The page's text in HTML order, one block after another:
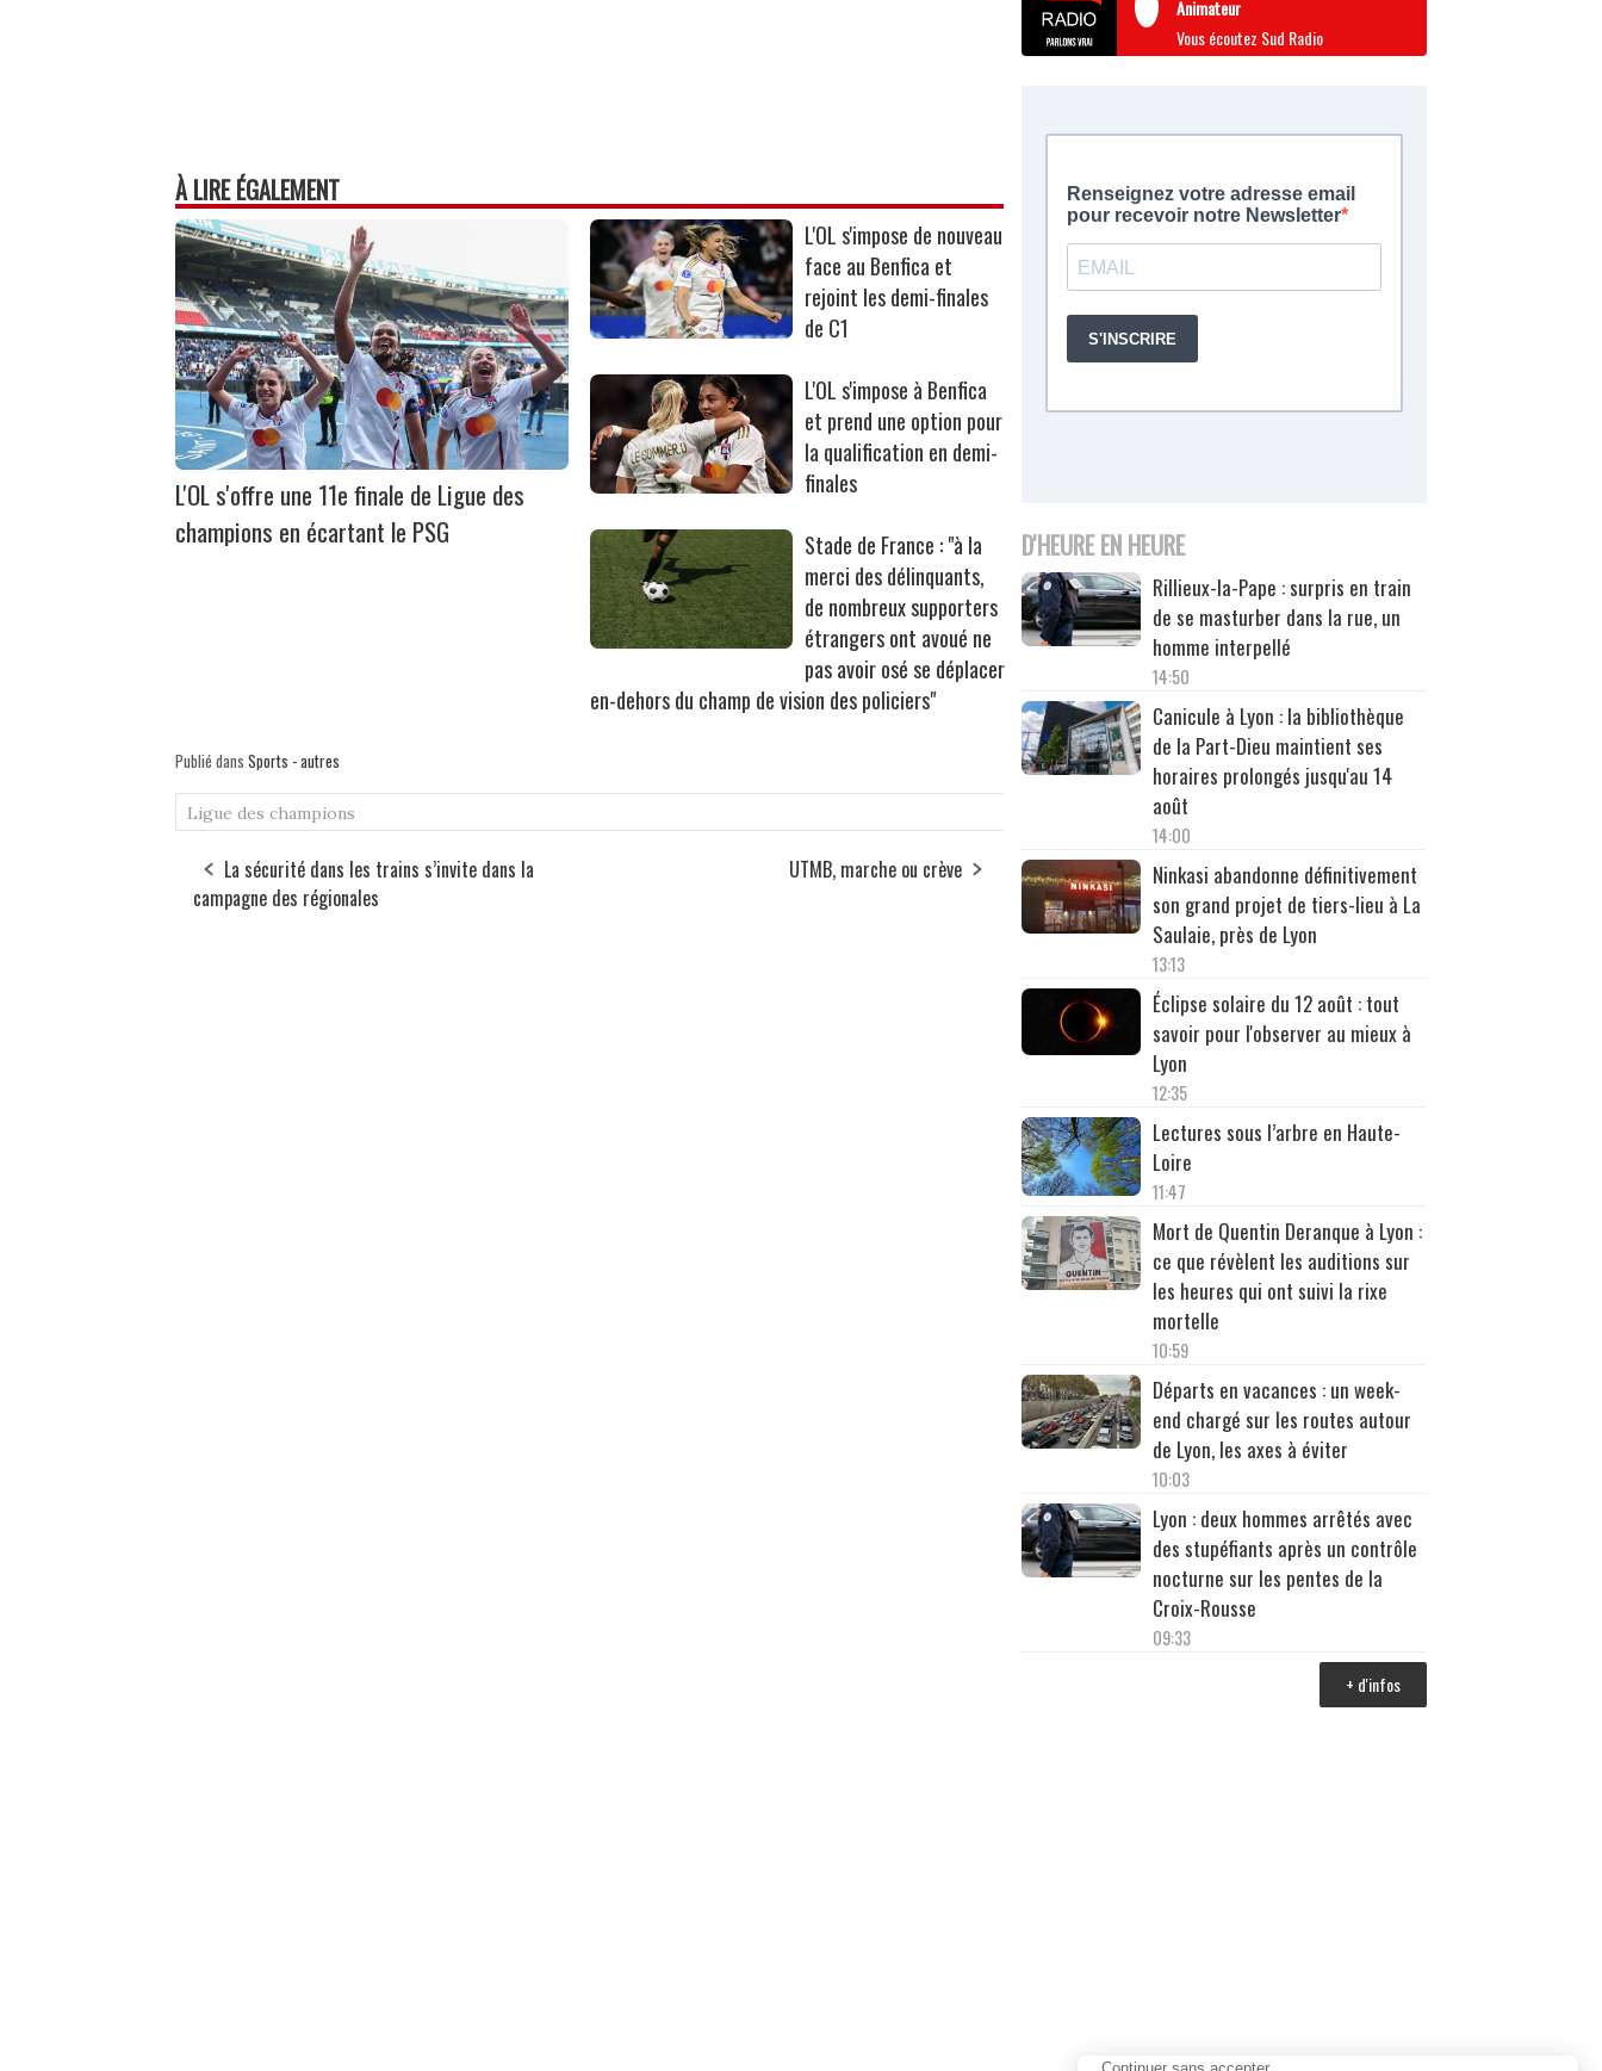
À LIRE ÉGALEMENT
L'OL s'offre une 11e finale de Ligue des
champions en écartant le PSG
L'OL s'impose de nouveau
face au Benfica et
rejoint les demi-finales
de C1
L'OL s'impose à Benfica
et prend une option pour
la qualification en demi-
finales
Stade de France : "à la
merci des délinquants,
de nombreux supporters
étrangers ont avoué ne
pas avoir osé se déplacer
en-dehors du champ de vision des policiers"
Publié dans Sports - autres
Ligue des champions
La sécurité dans les trains s’invite dans la
campagne des régionales
UTMB, marche ou crève
Animateur
Vous écoutez Sud Radio
D'HEURE EN HEURE
Rillieux-la-Pape : surpris en train
de se masturber dans la rue, un
homme interpellé
14:50
Canicule à Lyon : la bibliothèque
de la Part-Dieu maintient ses
horaires prolongés jusqu'au 14
août
14:00
Ninkasi abandonne définitivement
son grand projet de tiers-lieu à La
Saulaie, près de Lyon
13:13
Éclipse solaire du 12 août : tout
savoir pour l'observer au mieux à
Lyon
12:35
Lectures sous l’arbre en Haute-
Loire
11:47
Mort de Quentin Deranque à Lyon :
ce que révèlent les auditions sur
les heures qui ont suivi la rixe
mortelle
10:59
Départs en vacances : un week-
end chargé sur les routes autour
de Lyon, les axes à éviter
10:03
Lyon : deux hommes arrêtés avec
des stupéfiants après un contrôle
nocturne sur les pentes de la
Croix-Rousse
09:33
+ d'infos